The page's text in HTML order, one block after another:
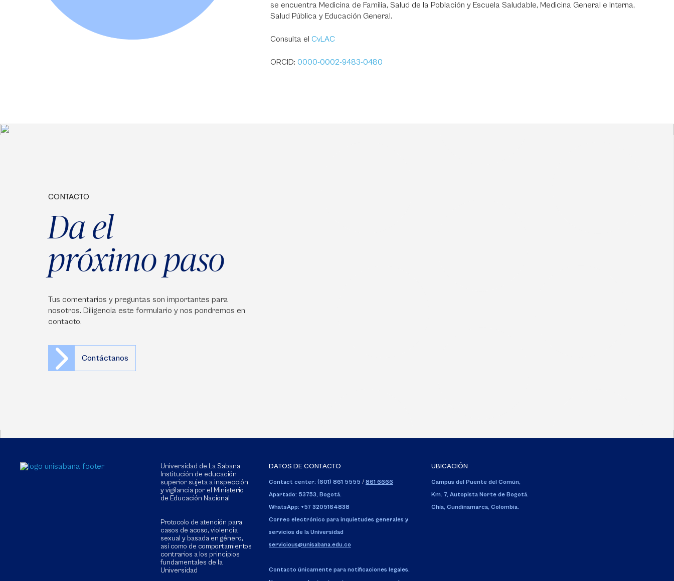
se encuentra Medicina de Familia, Salud de la Población y Escuela Saludable, Medicina General e Interna,
Salud Pública y Educación General.
Consulta el CvLAC
ORCID: 0000-0002-9483-0480
CONTACTO
Da el
próximo paso
Tus comentarios y preguntas son importantes para
nosotros. Diligencia este formulario y nos pondremos en
contacto.
Contáctanos
Universidad de La Sabana
Institución de educación
superior sujeta a inspección
y vigilancia por el Ministerio
de Educación Nacional
Protocolo de atención para
casos de acoso, violencia
sexual y basada en género,
así como de comportamientos
contrarios a los principios
fundamentales de la
Universidad
DATOS DE CONTACTO
Contact center: (601) 861 5555 / 861 6666
Apartado: 53753, Bogotá.
WhatsApp: +57 3205164838
Correo electrónico para inquietudes generales y
servicios de la Universidad
servicious@unisabana.edu.co
Contacto únicamente para notificaciones legales.
UBICACIÓN
Campus del Puente del Común,
Km. 7, Autopista Norte de Bogotá.
Chía, Cundinamarca, Colombia.